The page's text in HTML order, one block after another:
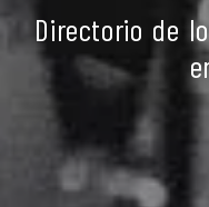
Directorio de